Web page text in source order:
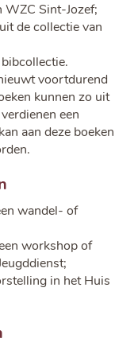
WZC Sint-Jozef;
de collectie van
voortdurend
kunnen zo uit
een
aan deze boeken
wandel- of
workshop of
in het Huis